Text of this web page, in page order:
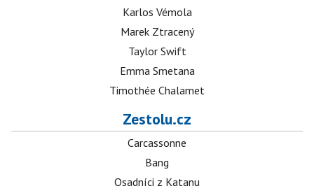
Karlos Vémola
Marek Ztracený
Taylor Swift
Emma Smetana
Timothée Chalamet
Zestolu.cz
Carcassonne
Bang
Osadníci z Katanu